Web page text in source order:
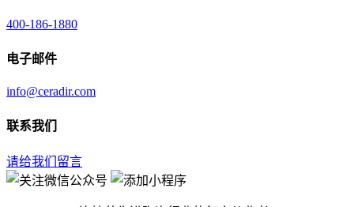
400-186-1880
电子邮件
info@ceradir.com
联系我们
请给我们留言